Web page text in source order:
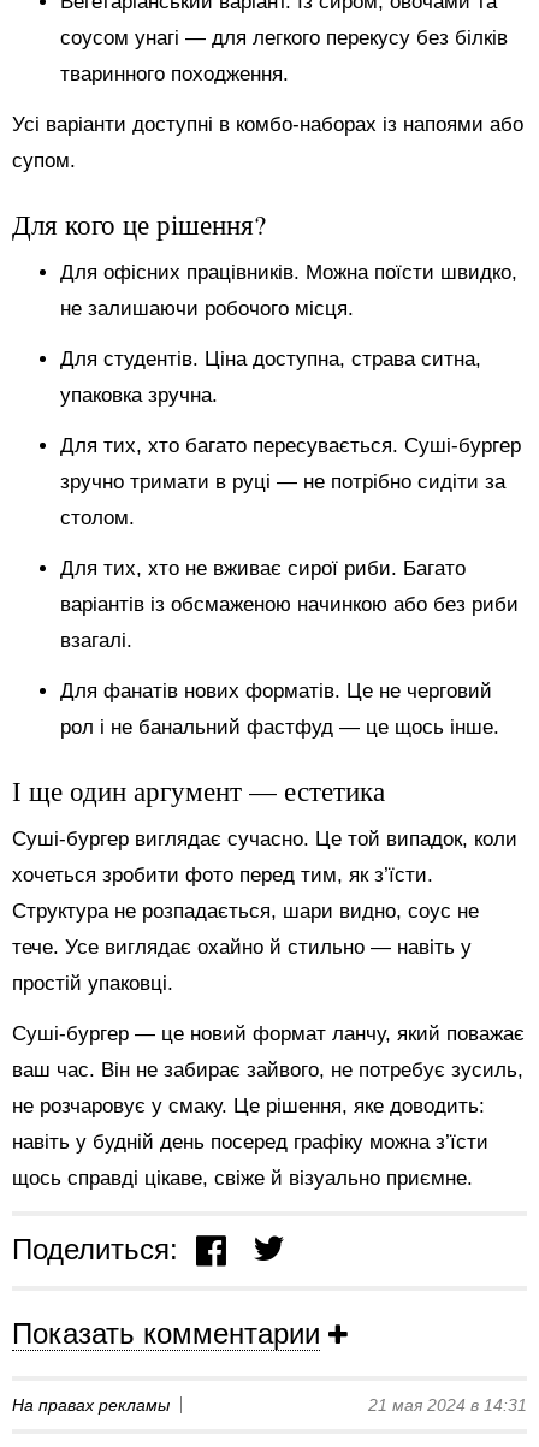
соусом унагі — для легкого перекусу без білків
тваринного походження.
Усі варіанти доступні в комбо-наборах із напоями або
супом.
Для кого це рішення?
Для офісних працівників. Можна поїсти швидко,
не залишаючи робочого місця.
Для студентів. Ціна доступна, страва ситна,
упаковка зручна.
Для тих, хто багато пересувається. Суші-бургер
зручно тримати в руці — не потрібно сидіти за
столом.
Для тих, хто не вживає сирої риби. Багато
варіантів із обсмаженою начинкою або без риби
взагалі.
Для фанатів нових форматів. Це не черговий
рол і не банальний фастфуд — це щось інше.
І ще один аргумент — естетика
Суші-бургер виглядає сучасно. Це той випадок, коли
хочеться зробити фото перед тим, як з’їсти.
Структура не розпадається, шари видно, соус не
тече. Усе виглядає охайно й стильно — навіть у
простій упаковці.
Суші-бургер — це новий формат ланчу, який поважає
ваш час. Він не забирає зайвого, не потребує зусиль,
не розчаровує у смаку. Це рішення, яке доводить:
навіть у будній день посеред графіку можна з’їсти
щось справді цікаве, свіже й візуально приємне.
Поделиться:
Показать комментарии
На правах рекламы 21 мая 2024 в 14:31